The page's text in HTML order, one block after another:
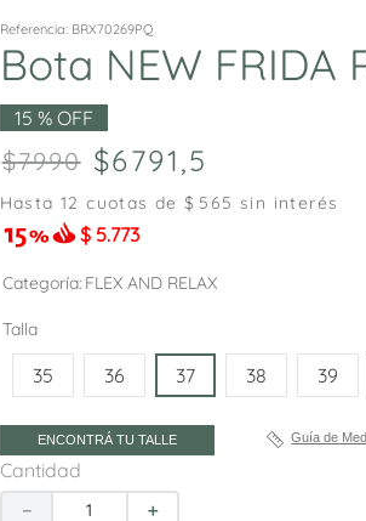
Referencia: BRX70269PQ
Bota NEW FRIDA
15 % OFF
7990 6791,5
Hasta 12 cuotas de $ 565 sin interés
$ 5.773
Categoría FLEX AND RELAX
Talla
35 36 37 38 39
ENCONTRÁ TU TALLE Guía de
Cantidad
＋
－